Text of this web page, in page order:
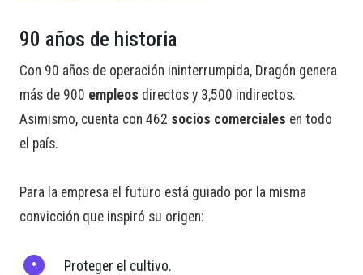
90 años de historia
Con 90 años de operación ininterrumpida, Dragón genera
más de 900 empleos directos y 3,500 indirectos.
Asimismo, cuenta con 462 socios comerciales en todo
el país.
Para la empresa el futuro está guiado por la misma
convicción que inspiró su origen:
Proteger el cultivo.